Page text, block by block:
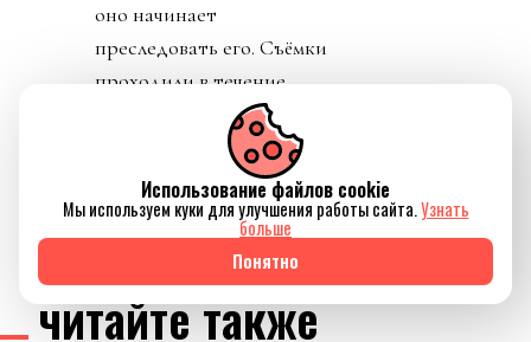
оно начинает
преследовать его. Съёмки
проходили в течение
девяти месяцев в 2024
читайте также
Использование файлов cookie
Мы используем куки для улучшения работы сайта.Узнать
больше
Понятно